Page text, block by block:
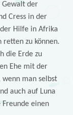
Gewalt der
Cress in der
Hilfe in Afrika
retten zu können.
die Erde zu
Ehe mit der
man selbst
auch auf Luna
einen